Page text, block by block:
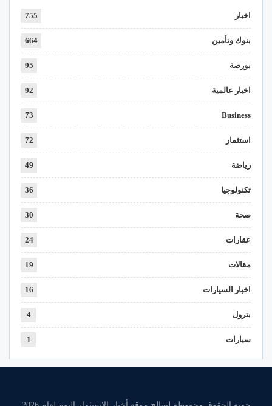
اخبار 755
بنوك وتأمين 664
بورصة 95
اخبار عالمية 92
Business
73
استثمار 72
رياضة 49
تكنولوجيا 36
صحة 30
عقارات 24
مقالات 19
اخبار السيارات 16
بترول 4
سيارات 1